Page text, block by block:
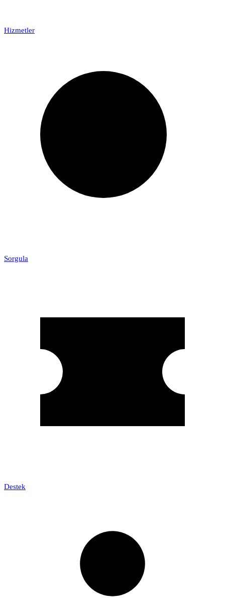
Hizmetler
Sorgula
Destek